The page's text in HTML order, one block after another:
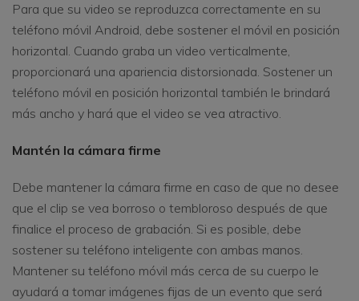
Para que su video se reproduzca correctamente en su
teléfono móvil Android, debe sostener el móvil en posición
horizontal. Cuando graba un video verticalmente,
proporcionará una apariencia distorsionada. Sostener un
teléfono móvil en posición horizontal también le brindará
más ancho y hará que el video se vea atractivo.
Mantén la cámara firme
Debe mantener la cámara firme en caso de que no desee
que el clip se vea borroso o tembloroso después de que
finalice el proceso de grabación. Si es posible, debe
sostener su teléfono inteligente con ambas manos.
Mantener su teléfono móvil más cerca de su cuerpo le
ayudará a tomar imágenes fijas de un evento que será